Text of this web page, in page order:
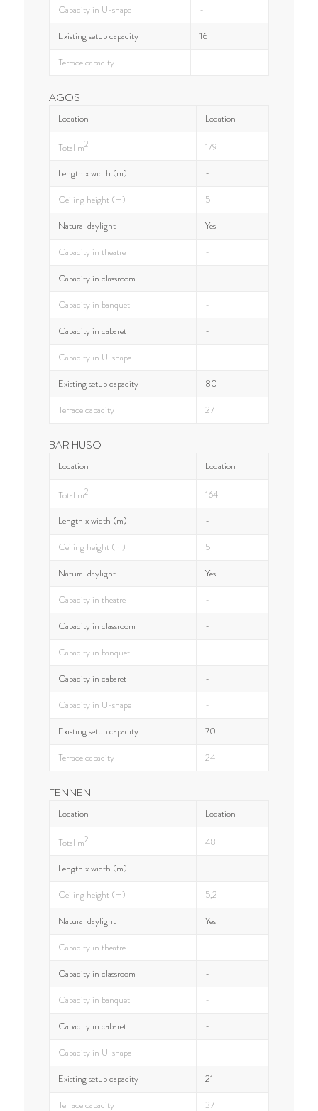
Capacity in U-shape
-
Existing setup capacity
16
Terrace capacity
-
AGOS
Location Location
Total m2
179
Length x width (m)
-
Ceiling height (m)
5
Natural daylight
Yes
Capacity in theatre
-
Capacity in classroom
-
Capacity in banquet
-
Capacity in cabaret
-
Capacity in U-shape
-
Existing setup capacity
80
Terrace capacity
27
BAR HUSO
Location Location
Total m2
164
Length x width (m)
-
Ceiling height (m)
5
Natural daylight
Yes
Capacity in theatre
-
Capacity in classroom
-
Capacity in banquet
-
Capacity in cabaret
-
Capacity in U-shape
-
Existing setup capacity
70
Terrace capacity
24
FENNEN
Location Location
Total m2
48
Length x width (m)
-
Ceiling height (m)
5,2
Natural daylight
Yes
Capacity in theatre
-
Capacity in classroom
-
Capacity in banquet
-
Capacity in cabaret
-
Capacity in U-shape
-
Existing setup capacity
21
Terrace capacity
37